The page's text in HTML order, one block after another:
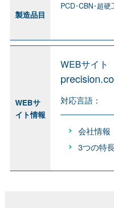
製造品目
PCD･CBN･超硬
WEBサ
イト情報
WEBサイト
対応言語：
会社情報
3つの特